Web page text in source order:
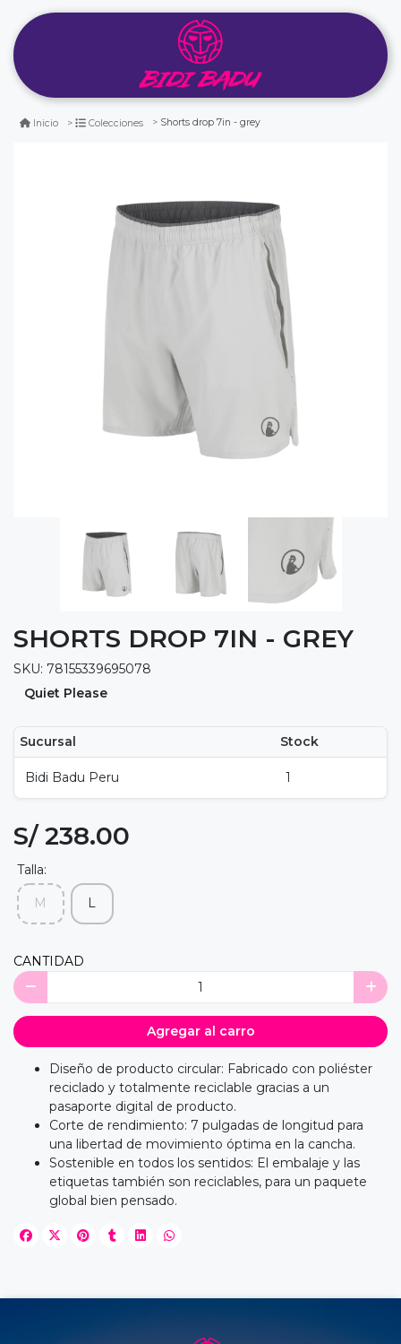
Inicio Colecciones Shorts drop 7in - grey
SHORTS DROP 7IN - GREY
SKU: 78155339695078
Quiet Please
Sucursal Stock
Bidi Badu Peru 1
S/ 238.00
Talla:
M L
CANTIDAD
Agregar al carro
Diseño de producto circular: Fabricado con poliéster
reciclado y totalmente reciclable gracias a un
pasaporte digital de producto.
Corte de rendimiento: 7 pulgadas de longitud para
una libertad de movimiento óptima en la cancha.
Sostenible en todos los sentidos: El embalaje y las
etiquetas también son reciclables, para un paquete
global bien pensado.